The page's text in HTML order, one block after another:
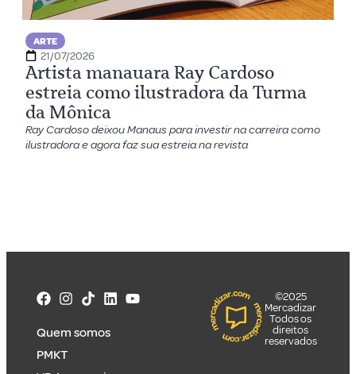
ARTE
21/07/2026
Artista manauara Ray Cardoso
estreia como ilustradora da Turma
da Mônica
Ray Cardoso deixou Manaus para investir na carreira como
ilustradora e agora faz sua estreia na revista
Quem somos
PMKT
©2025
Mercadizar
Todos os
direitos
reservados